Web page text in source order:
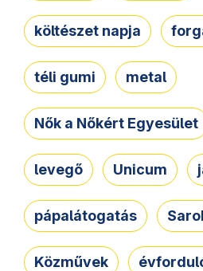
költészet napja
téli gumi metal
Nők a Nőkért Egyesület
levegő Unicum
pápalátogatás
Közművek